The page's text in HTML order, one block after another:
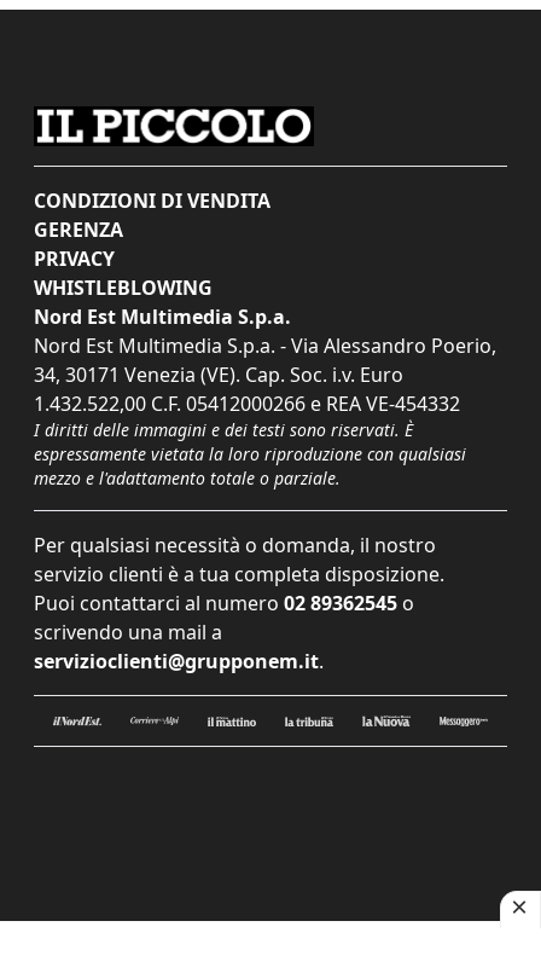
CONDIZIONI DI VENDITA
GERENZA
PRIVACY
WHISTLEBLOWING
Nord Est Multimedia S.p.a.
Nord Est Multimedia S.p.a. - Via Alessandro Poerio,
34, 30171 Venezia (VE). Cap. Soc. i.v. Euro
1.432.522,00 C.F. 05412000266 e REA VE-454332
I diritti delle immagini e dei testi sono riservati. È
espressamente vietata la loro riproduzione con qualsiasi
mezzo e l'adattamento totale o parziale.
Per qualsiasi necessità o domanda, il nostro
servizio clienti è a tua completa disposizione.
Puoi contattarci al numero 02 89362545 o
scrivendo una mail a
servizioclienti@grupponem.it.